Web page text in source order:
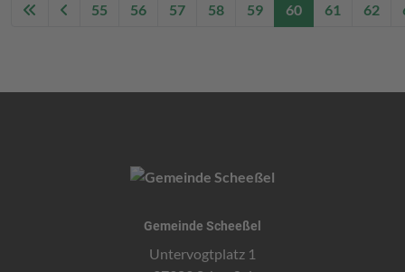
55 56 57 58 59 60 61 62
Gemeinde Scheeßel
Untervogtplatz 1